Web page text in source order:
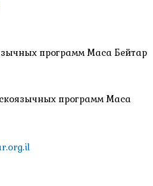
программ Маса Бейтар
программ Маса